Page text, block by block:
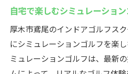
自宅で楽しむシミュレーショ
厚木市鳶尾のインドアゴルフス
にシミュレーションゴルフを楽
ミュレーションゴルフは、最新